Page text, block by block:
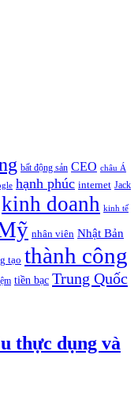
bất động sản CEO châu Á
hạnh phúc internet Jack
kinh doanh kinh tế
nhân viên Nhật Bản
tạo thành công
tiền bạc Trung Quốc
thực dụng và